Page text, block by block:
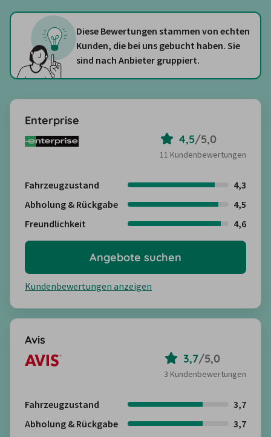
Diese Bewertungen stammen von echten
Kunden, die bei uns gebucht haben. Sie
sind nach Anbieter gruppiert.
Enterprise
4,5/5,0
11 Kundenbewertungen
Fahrzeugzustand
4,3
Abholung & Rückgabe
4,5
Freundlichkeit
4,6
Kundenbewertungen anzeigen
Angebote suchen
Avis
3,7/5,0
3 Kundenbewertungen
Fahrzeugzustand
3,7
Abholung & Rückgabe
3,7